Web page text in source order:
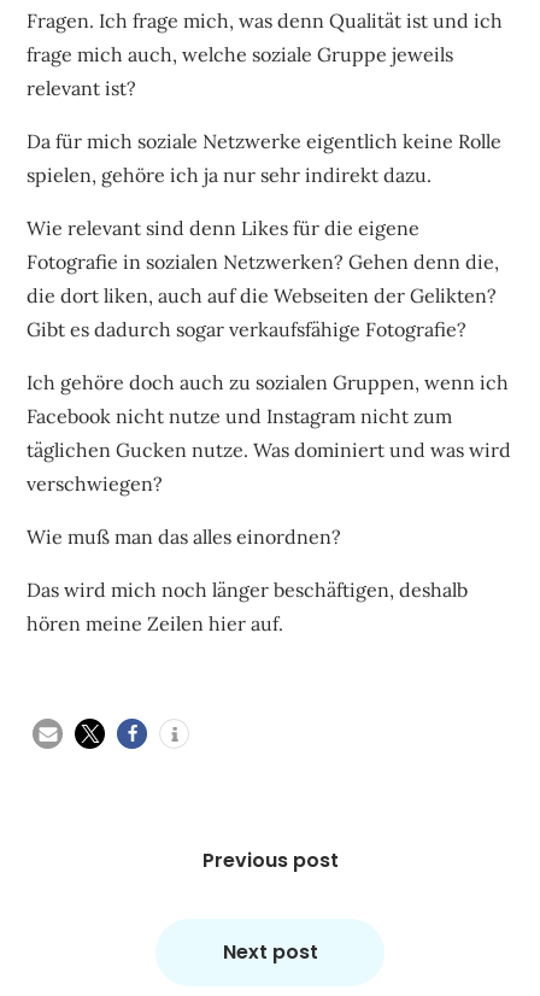
Fragen. Ich frage mich, was denn Qualität ist und ich
frage mich auch, welche soziale Gruppe jeweils
relevant ist?
Da für mich soziale Netzwerke eigentlich keine Rolle
spielen, gehöre ich ja nur sehr indirekt dazu.
Wie relevant sind denn Likes für die eigene
Fotografie in sozialen Netzwerken? Gehen denn die,
die dort liken, auch auf die Webseiten der Gelikten?
Gibt es dadurch sogar verkaufsfähige Fotografie?
Ich gehöre doch auch zu sozialen Gruppen, wenn ich
Facebook nicht nutze und Instagram nicht zum
täglichen Gucken nutze. Was dominiert und was wird
verschwiegen?
Wie muß man das alles einordnen?
Das wird mich noch länger beschäftigen, deshalb
hören meine Zeilen hier auf.
Previous post
Next post